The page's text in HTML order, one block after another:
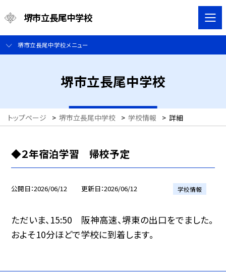
堺市立長尾中学校
堺市立長尾中学校メニュー
堺市立長尾中学校
トップページ > 堺市立長尾中学校 > 学校情報 > 詳細
◆２年宿泊学習 帰校予定
公開日 2026/06/12 更新日 2026/06/12 学校情報
ただいま、15:50 阪神高速、堺東の出口をでました。
およそ10分ほどで学校に到着します。